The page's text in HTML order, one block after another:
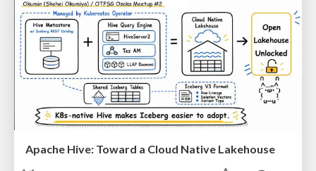
Apache Hive: Toward a Cloud Native Lakehouse